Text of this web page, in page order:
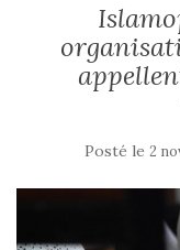
Posté le 2